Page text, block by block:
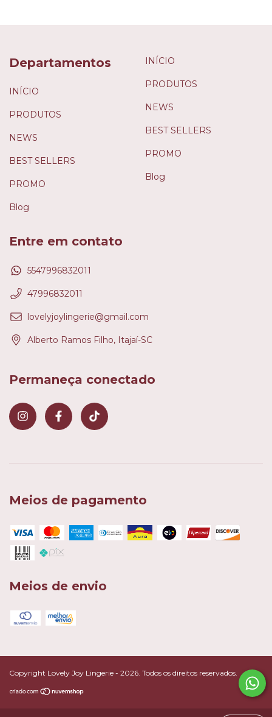
Departamentos
INÍCIO
PRODUTOS
NEWS
BEST SELLERS
PROMO
Blog
INÍCIO
PRODUTOS
NEWS
BEST SELLERS
PROMO
Blog
Entre em contato
5547996832011
47996832011
lovelyjoylingerie@gmail.com
Alberto Ramos Filho, Itajaí-SC
Permaneça conectado
Meios de pagamento
Meios de envio
Copyright Lovely Joy Lingerie - 2026. Todos os direitos reservados.